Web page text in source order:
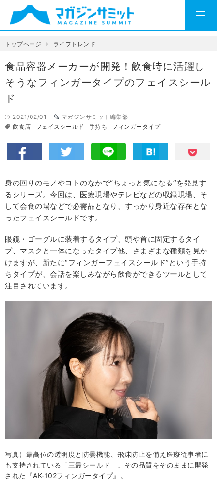
トップページ ライフトレンド
食品容器メーカーが開発！飲食時に活躍し
そうなフィンガータイプのフェイスシール
ド
2021/02/01
マガジンサミット編集部
飲食店
フェイスシールド 手持ち フィンガータイプ
身の回りのモノやコトのなかで“ちょっと気になる”を発見す
るシリーズ。今回は、医療現場やテレビなどの収録現場、そ
して会食の場などで必需品となり、すっかり身近な存在とな
ったフェイスシールドです。
眼鏡・ゴーグルに装着するタイプ、頭や首に固定するタイ
プ、マスクと一体になったタイプ他、さまざまな種類を見か
けますが、新たに“フィンガーフェイスシールド”という手持
ちタイプが、会話を楽しみながら飲食ができるツールとして
注目されています。
写真）最高位の透明度と防曇機能、飛沫防止を備え医療従事者に
も支持されている「三最シールド」。その品質をそのままに開発
された『AK-102フィンガータイプ』。